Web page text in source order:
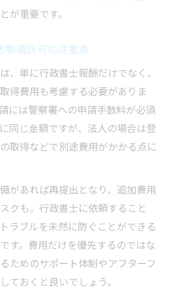
が重要です。
物商許可の注意点
、単に行政書士報酬だけでなく、
得費用も考慮する必要がありま
には警察署への申請手数料が必須
同じ金額ですが、法人の場合は登
取得などで別途費用がかかる点に
があれば再提出となり、追加費用
クも。行政書士に依頼すること
ラブルを未然に防ぐことができる
す。費用だけを優先するのではな
ためのサポート体制やアフターフ
ておくと良いでしょう。